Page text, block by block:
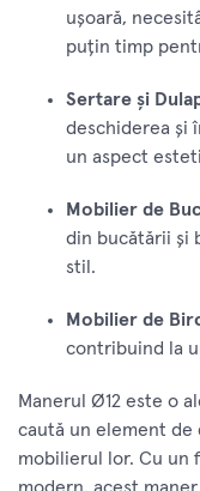
ușoară,
puțin timp
Sertare și
deschiderea și
un aspect
Mobilier de
din bucătării și
stil.
Mobilier de
contribuind la
Manerul Ø12 este o
caută un element de
mobilierul lor. Cu un